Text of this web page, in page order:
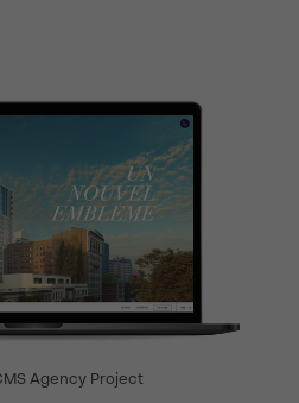
Agency Project